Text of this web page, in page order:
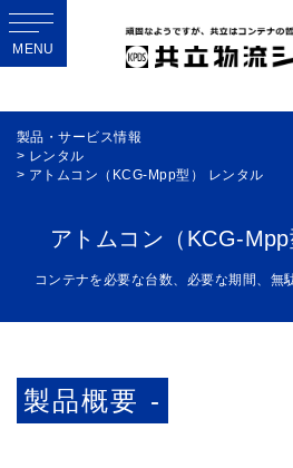
MENU
製品・サービス情報
> レンタル
> アトムコン（KCG-Mpp型） レンタル
アトムコン（KCG-
コンテナを必要な台数、必要な期間、無
製品概要 -